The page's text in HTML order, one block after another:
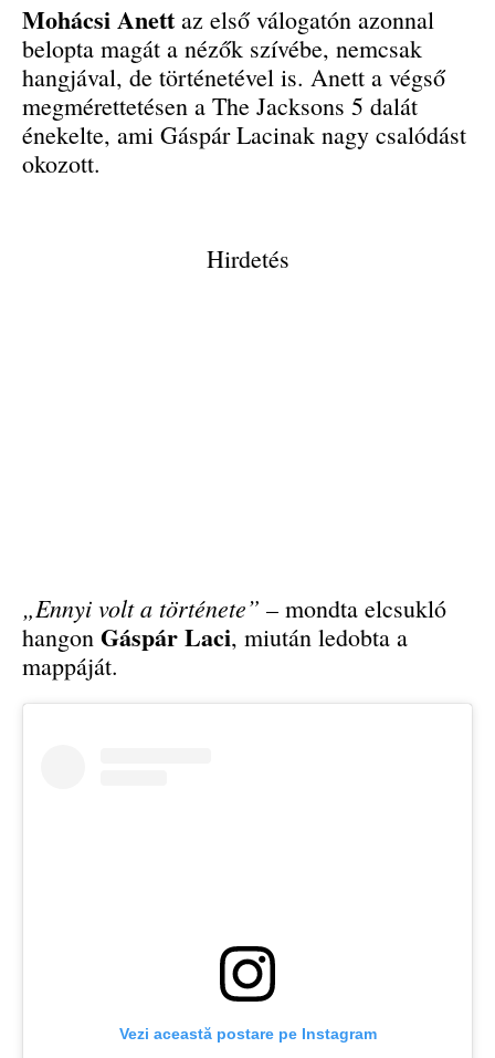
Mohácsi Anett az első válogatón azonnal
belopta magát a nézők szívébe, nemcsak
hangjával, de történetével is. Anett a végső
megmérettetésen a The Jacksons 5 dalát
énekelte, ami Gáspár Lacinak nagy csalódást
okozott.
Hirdetés
„Ennyi volt a története” – mondta elcsukló
hangon Gáspár Laci, miután ledobta a
mappáját.
Vezi această postare pe Instagram